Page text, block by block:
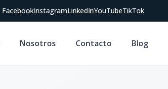
FacebookInstagramLinkedInYouTubeTikTok
Nosotros Contacto Blog